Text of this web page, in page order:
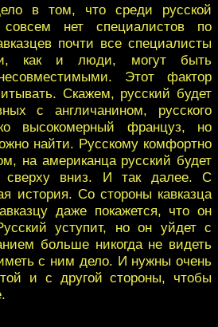
в том, что среди русской
нет специалистов по
почти все специалисты
как и люди, могут быть
Этот фактор
Скажем, русский будет
с англичанином, русского
высокомерный француз, но
найти. Русскому комфортно
на американца русский будет
сверху вниз. И так далее. С
история. Со стороны кавказца
даже покажется, что он
уступит, но он уйдет с
больше никогда не видеть
с ним дело. И нужны очень
и с другой стороны, чтобы